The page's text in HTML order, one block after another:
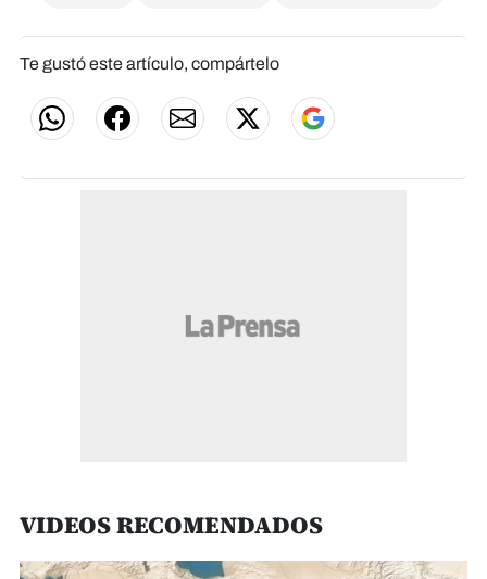
Te gustó este artículo, compártelo
VIDEOS RECOMENDADOS